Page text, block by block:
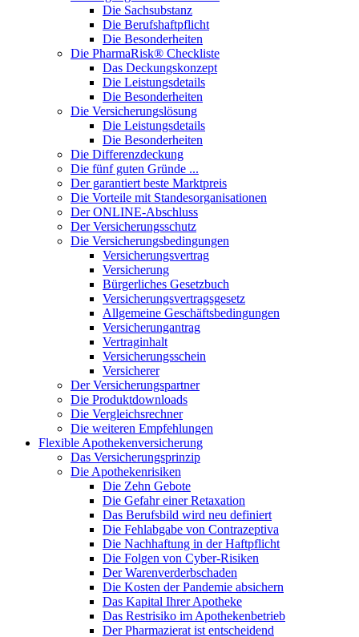
Die Sachsubstanz
Die Berufshaftpflicht
Die Besonderheiten
Die PharmaRisk® Checkliste
Das Deckungskonzept
Die Leistungsdetails
Die Besonderheiten
Die Versicherungslösung
Die Leistungsdetails
Die Besonderheiten
Die Differenzdeckung
Die fünf guten Gründe ...
Der garantiert beste Marktpreis
Die Vorteile mit Standesorganisationen
Der ONLINE-Abschluss
Der Versicherungsschutz
Die Versicherungsbedingungen
Versicherungsvertrag
Versicherung
Bürgerliches Gesetzbuch
Versicherungsvertragsgesetz
Allgemeine Geschäftsbedingungen
Versicherungantrag
Vertraginhalt
Versicherungsschein
Versicherer
Der Versicherungspartner
Die Produktdownloads
Die Vergleichsrechner
Die weiteren Empfehlungen
Flexible Apothekenversicherung
Das Versicherungsprinzip
Die Apothekenrisiken
Die Zehn Gebote
Die Gefahr einer Retaxation
Das Berufsbild wird neu definiert
Die Fehlabgabe von Contrazeptiva
Die Nachhaftung in der Haftpflicht
Die Folgen von Cyber-Risiken
Der Warenverderbschaden
Die Kosten der Pandemie absichern
Das Kapital Ihrer Apotheke
Das Restrisiko im Apothekenbetrieb
Der Pharmazierat ist entscheidend